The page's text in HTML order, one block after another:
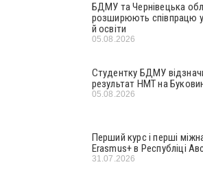
БДМУ та Чернівецька
розширюють співпрацю
й освіти
05.08.2026
Студентку БДМУ
результат НМТ на
05.08.2026
Перший курс і перші
Erasmus+ в Республіці
31.07.2026